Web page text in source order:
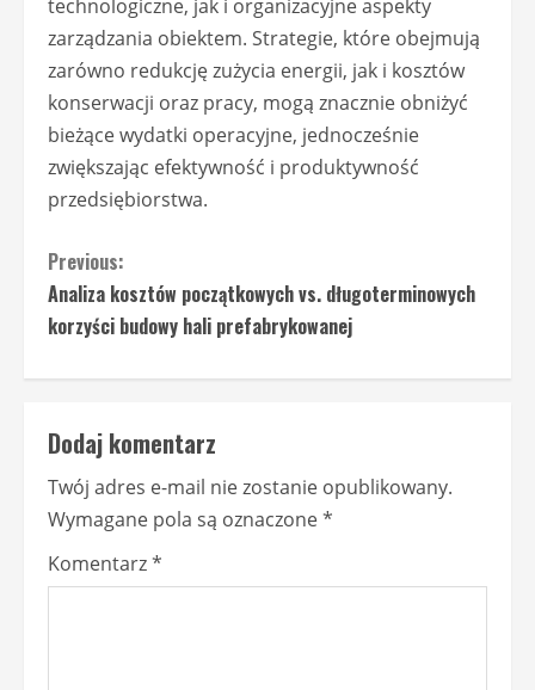
technologiczne, jak i organizacyjne aspekty
zarządzania obiektem. Strategie, które obejmują
zarówno redukcję zużycia energii, jak i kosztów
konserwacji oraz pracy, mogą znacznie obniżyć
bieżące wydatki operacyjne, jednocześnie
zwiększając efektywność i produktywność
przedsiębiorstwa.
C
o
n
t
i
n
u
Previous:
Analiza kosztów początkowych vs. długoterminowych
korzyści budowy hali prefabrykowanej
Dodaj komentarz
Twój adres e-mail nie zostanie opublikowany.
Wymagane pola są oznaczone*
Komentarz*